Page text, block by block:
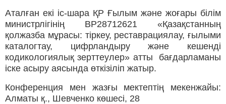
Аталған екі іс-шара ҚР Ғылым және жоғары білім
министрлігінің ВР28712621 «Қазақстанның
қолжазба мұрасы: тіркеу, реставрациялау, ғылыми
каталогтау, цифрландыру және кешенді
кодикологиялық зерттеулер» атты бағдарламаны
іске асыру аясында өткізіліп жатыр.
Конференция мен жазғы мектептің мекенжайы:
Алматы қ., Шевченко көшесі, 28